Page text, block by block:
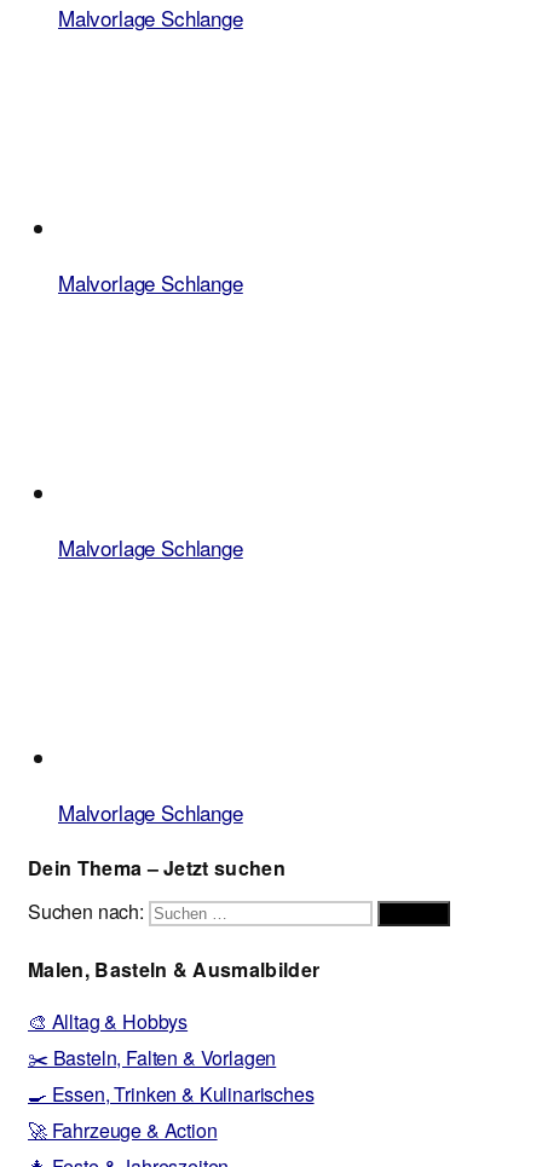
Malvorlage Schlange
Malvorlage Schlange
Malvorlage Schlange
Malvorlage Schlange
Dein Thema – Jetzt suchen
Suchen nach:
Malen, Basteln & Ausmalbilder
🎨 Alltag & Hobbys
✂️ Basteln, Falten & Vorlagen
🍳 Essen, Trinken & Kulinarisches
🚀 Fahrzeuge & Action